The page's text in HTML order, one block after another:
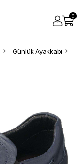
0
Günlük Ayakkabı